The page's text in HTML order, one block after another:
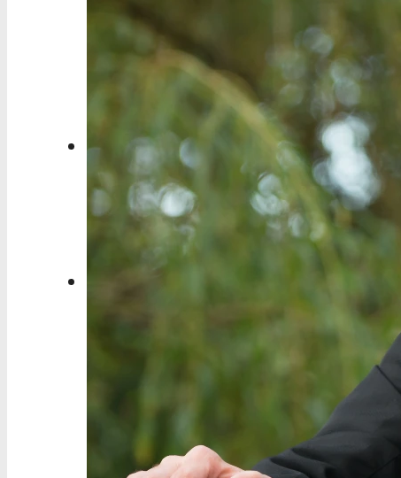
Neurologie und Psychiatrie
Onkologie
Ophthalmologie
Pädiatrie
Urologie
Aktuelles
Aktuelles
Berufspolitik
Personalia
Panorama
Service
Aus der Industrie
Podcast
Veranstaltungen
Zahlen | Daten | Fakten